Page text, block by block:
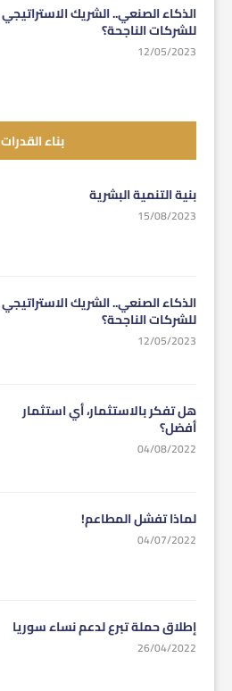
الذكاء الصنعي.. الشريك الاستراتيجي
للشركات الناجحة؟
12/05/2023
بناء القدرات
بنية التنمية البشرية
15/08/2023
الذكاء الصنعي.. الشريك الاستراتيجي
للشركات الناجحة؟
12/05/2023
هل تفكر بالاستثمار، أي استثمار
أفضل؟
04/08/2022
لماذا تفشل المطاعم!
04/07/2022
إطلاق حملة تبرع لدعم نساء سوريا
26/04/2022